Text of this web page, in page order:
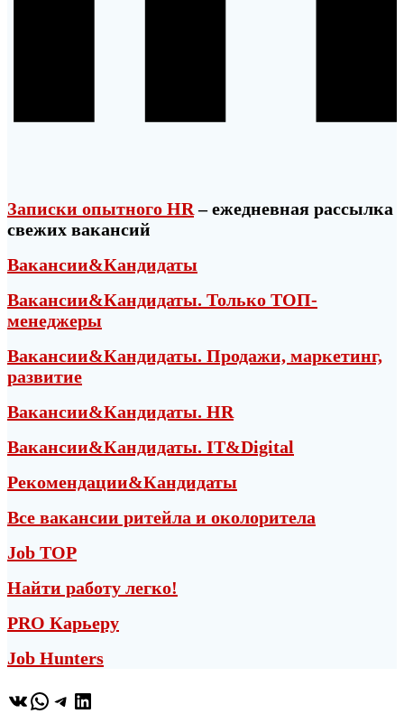
Записки опытного HR – ежедневная рассылка
свежих вакансий
Вакансии&Кандидаты
Вакансии&Кандидаты. Только ТОП-
менеджеры
Вакансии&Кандидаты. Продажи, маркетинг,
развитие
Вакансии&Кандидаты. HR
Вакансии&Кандидаты. IT&Digital
Рекомендации&Кандидаты
Все вакансии ритейла и околоритела
Job TOP
Найти работу легко!
PRO Карьеру
Job Hunters
ВКонтакте
WhatsApp
Telegram
LinkedIn